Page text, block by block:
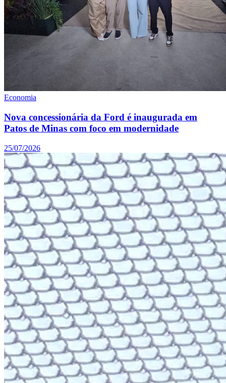
Economia
Nova concessionária da Ford é inaugurada em
Patos de Minas com foco em modernidade
25/07/2026